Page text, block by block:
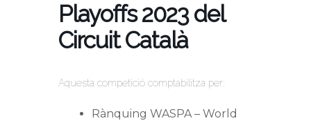
Playoffs 2023 del
Circuit Català
Aquesta competició comptabilitza per:
Rànquing WASPA – World